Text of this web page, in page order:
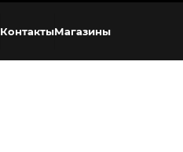
КонтактыМагазины